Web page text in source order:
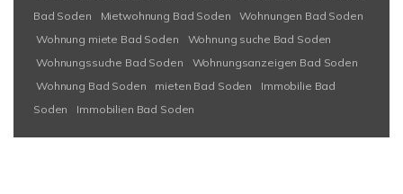
Bad Soden
Mietwohnung Bad Soden
Wohnungen Bad Soden
Wohnung miete Bad Soden
Wohnung suche Bad Soden
Wohnungssuche Bad Soden
Wohnungsanzeigen Bad Soden
Wohnung Bad Soden
mieten Bad Soden
Immobilie Bad
Soden
Immobilien Bad Soden